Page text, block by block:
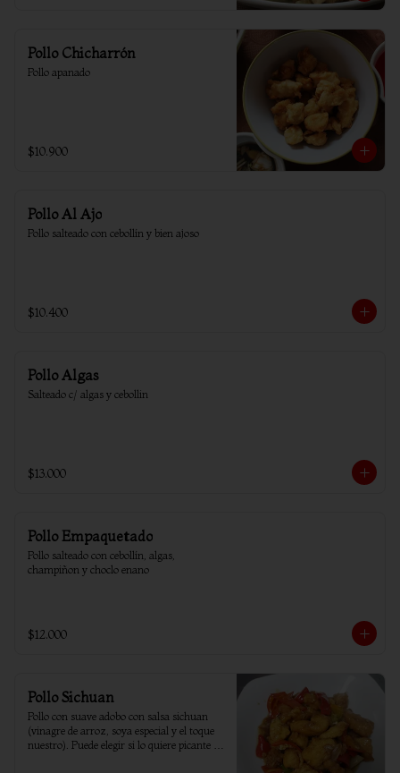
Pollo Chicharrón
Pollo apanado
$10.900
Pollo Al Ajo
Pollo salteado con cebollín y bien ajoso
$10.400
Pollo Algas
Salteado c/ algas y cebollin
$13.000
Pollo Empaquetado
Pollo salteado con cebollín, algas,
champiñon y choclo enano
$12.000
Pollo Sichuan
Pollo con suave adobo con salsa sichuan
(vinagre de arroz, soya especial y el toque
nuestro). Puede elegir si lo quiere picante o